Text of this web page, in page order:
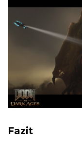
Fazit